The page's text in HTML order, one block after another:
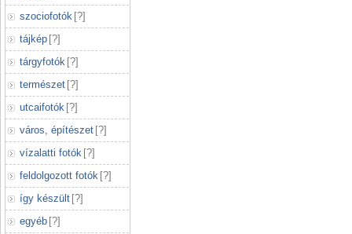
szociofotók [?]
tájkép [?]
tárgyfotók [?]
természet [?]
utcaifotók [?]
város, építészet [?]
vízalatti fotók [?]
feldolgozott fotók [?]
így készült [?]
egyéb [?]